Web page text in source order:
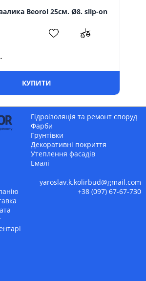
Beorol 25cм. Ø8. slip-on
КУПИТИ
Гідроізоляція та ремонт споруд
Фарби
Грунтівки
Декоративні покриття
Утеплення фасадів
Емалі
yaroslav.k.kolirbud@gmail.com
+38 (097) 67-67-730